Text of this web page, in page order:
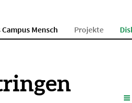
Mensch Projekte